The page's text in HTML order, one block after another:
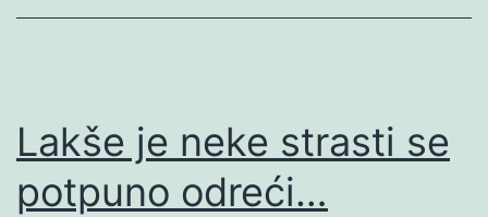
Lakše je neke strasti se
potpuno odreći…